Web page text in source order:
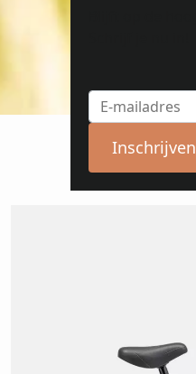
Inschrijven